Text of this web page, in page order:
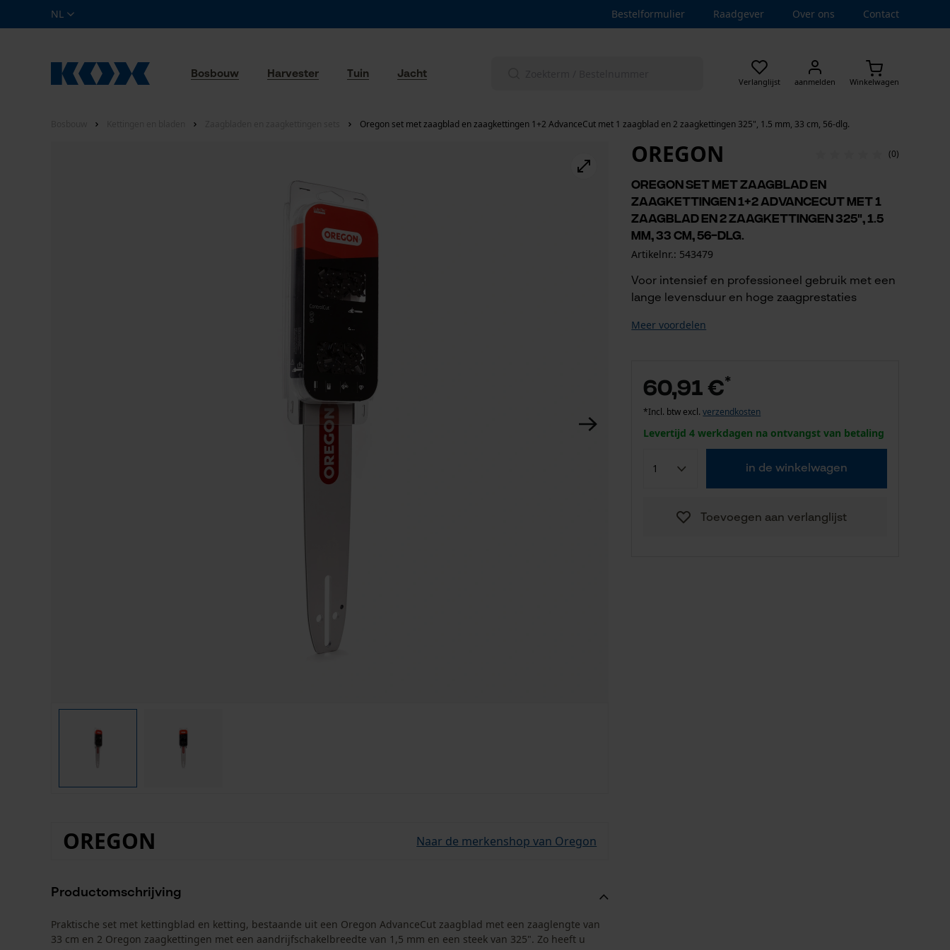
NL Bestelformulier Raadgever Over ons Contact
Verlanglijst aanmelden Winkelwagen
Bosbouw Harvester Tuin Jacht
Oregon set met zaagblad en zaagkettingen 1+2 AdvanceCut met 1 zaagblad en 2 zaagkettingen 325", 1.5 mm, 33 cm, 56-dlg.
OREGON (0)
Oregon set met zaagblad en
zaagkettingen 1+2 AdvanceCut met 1
zaagblad en 2 zaagkettingen 325", 1.5
mm, 33 cm, 56-dlg.
Artikelnr.: 543479
Voor intensief en professioneel gebruik met een
lange levensduur en hoge zaagprestaties
Meer voordelen
60,91 €*
*Incl. btw excl.verzendkosten
Levertijd 4 werkdagen na ontvangst van betaling
in de winkelwagen
Toevoegen aan verlanglijst
OREGON Naar de merkenshop van Oregon
Productomschrijving
Praktische set met kettingblad en ketting, bestaande uit een Oregon AdvanceCut zaagblad met een zaaglengte van
33 cm en 2 Oregon zaagkettingen met een aandrijfschakelbreedte van 1,5 mm en een steek van 325". Zo heeft u